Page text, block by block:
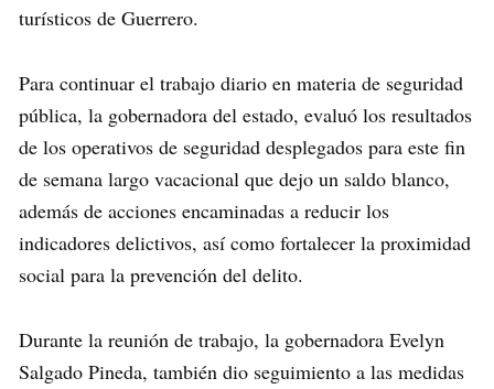
turísticos de Guerrero.
Para continuar el trabajo diario en materia de seguridad
pública, la gobernadora del estado, evaluó los resultados
de los operativos de seguridad desplegados para este fin
de semana largo vacacional que dejo un saldo blanco,
además de acciones encaminadas a reducir los
indicadores delictivos, así como fortalecer la proximidad
social para la prevención del delito.
Durante la reunión de trabajo, la gobernadora Evelyn
Salgado Pineda, también dio seguimiento a las medidas